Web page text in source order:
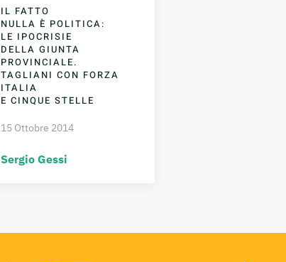
IL FATTO
NULLA È POLITICA:
LE IPOCRISIE
DELLA GIUNTA
PROVINCIALE.
TAGLIANI CON FORZA
ITALIA
E CINQUE STELLE
15 Ottobre 2014
Sergio Gessi